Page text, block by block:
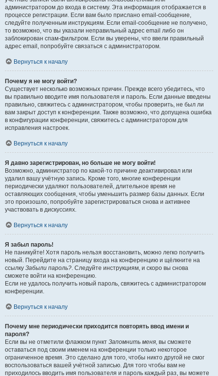
администратором до входа в систему. Эта информация отображается в
процессе регистрации. Если вам было прислано email-сообщение,
следуйте полученным инструкциям. Если email-сообщение не получено,
то возможно, что вы указали неправильный адрес email либо он
заблокирован спам-фильтром. Если вы уверены, что ввели правильный
адрес email, попробуйте связаться с администратором.
Вернуться к началу
Почему я не могу войти?
Существует несколько возможных причин. Прежде всего убедитесь, что
вы правильно вводите имя пользователя и пароль. Если данные введены
правильно, свяжитесь с администратором, чтобы проверить, не был ли
вам закрыт доступ к конференции. Также возможно, что допущена ошибка
в конфигурации конференции, свяжитесь с администратором для
исправления настроек.
Вернуться к началу
Я давно зарегистрирован, но больше не могу войти!
Возможно, администратор по какой-то причине деактивировал или
удалил вашу учётную запись. Кроме того, многие конференции
периодически удаляют пользователей, длительное время не
оставляющих сообщения, чтобы уменьшить размер базы данных. Если
это произошло, попробуйте зарегистрироваться снова и активнее
участвовать в дискуссиях.
Вернуться к началу
Я забыл пароль!
Не паникуйте! Хотя пароль нельзя восстановить, можно легко получить
новый. Перейдите на страницу входа на конференцию и щёлкните на
ссылку Забыли пароль?. Следуйте инструкциям, и скоро вы снова
сможете войти на конференцию.
Если не удалось получить новый пароль, свяжитесь с администратором
конференции.
Вернуться к началу
Почему мне периодически приходится повторять ввод имени и
пароля?
Если вы не отметили флажком пункт Запомнить меня, вы сможете
оставаться под своим именем на конференции только некоторое
ограниченное время. Это сделано для того, чтобы никто другой не смог
воспользоваться вашей учётной записью. Для того чтобы вам не
приходилось вводить имя пользователя и пароль каждый раз, вы можете